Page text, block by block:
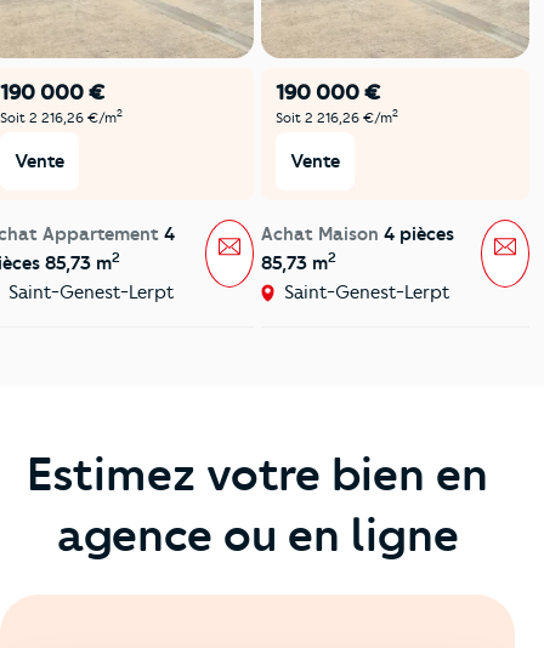
190 000 €
Soit 2 216,26 €/m2
Vente
Appartement 4
85,73 m2
Saint-Genest-Lerpt
Message
190 000 €
Soit 2 216,26 €/m2
Vente
Achat Maison 4 pièces
85,73 m2
Saint-Genest-Lerpt
Estimez votre bien en
agence ou en ligne